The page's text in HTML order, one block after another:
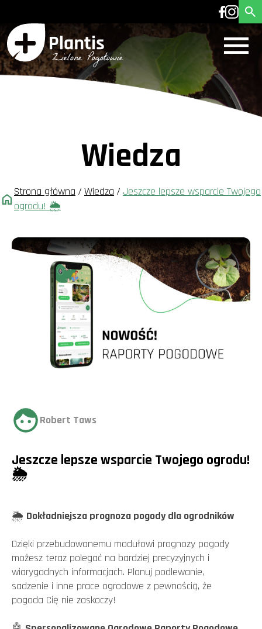
Wiedza
Strona główna / Wiedza / Jeszcze lepsze wsparcie Twojego
ogrodu! 🌦️
Robert Taws
Jeszcze lepsze wsparcie Twojego ogrodu!
🌦️
🌦️ Dokładniejsza prognoza pogody dla ogrodników
Dzięki przebudowanemu modułowi prognozy pogody
możesz teraz polegać na bardziej precyzyjnych i
wiarygodnych informacjach. Planuj podlewanie,
sadzenie i inne prace ogrodowe z pewnością, że
pogoda Cię nie zaskoczy!